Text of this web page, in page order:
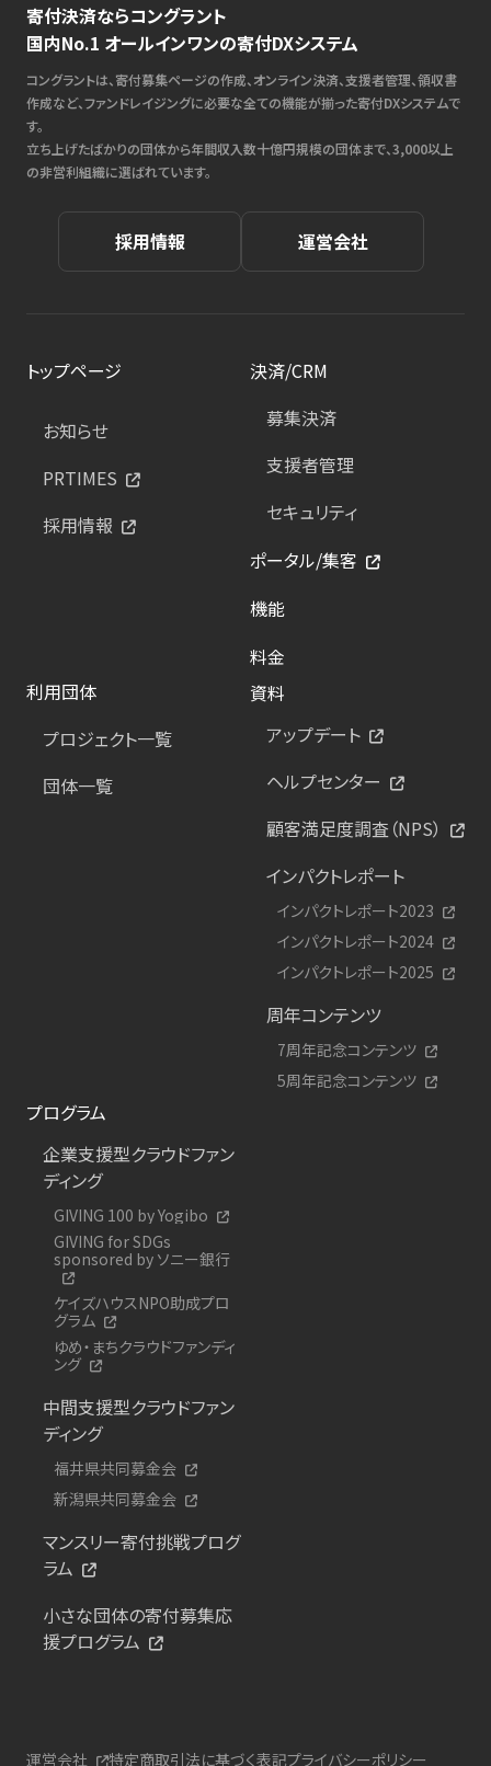
寄付決済ならコングラント
国内No.1 オールインワンの寄付DXシステム
コングラントは、寄付募集ページの作成、オンライン決済、支援者管理、領収書
作成など、ファンドレイジングに必要な全ての機能が揃った寄付DXシステムで
す。
立ち上げたばかりの団体から年間収入数十億円規模の団体まで、3,000以上
の非営利組織に選ばれています。
採用情報 運営会社
トップページ
お知らせ
PRTIMES
採用情報
決済/CRM
募集決済
支援者管理
セキュリティ
ポータル/集客
機能
料金
利用団体
プロジェクト一覧
団体一覧
資料
アップデート
ヘルプセンター
顧客満足度調査（NPS）
インパクトレポート
インパクトレポート2023
インパクトレポート2024
インパクトレポート2025
周年コンテンツ
7周年記念コンテンツ
5周年記念コンテンツ
プログラム
企業支援型クラウドファン
ディング
GIVING 100 by Yogibo
GIVING for SDGs
sponsored by ソニー銀行
ケイズハウスNPO助成プロ
グラム
ゆめ・まちクラウドファンディ
ング
中間支援型クラウドファン
ディング
福井県共同募金会
新潟県共同募金会
マンスリー寄付挑戦プログ
ラム
小さな団体の寄付募集応
援プログラム
運営会社 特定商取引法に基づく表記プライバシーポリシー